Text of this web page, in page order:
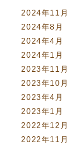
2024年11月
2024年8月
2024年4月
2024年1月
2023年11月
2023年10月
2023年4月
2023年1月
2022年12月
2022年11月